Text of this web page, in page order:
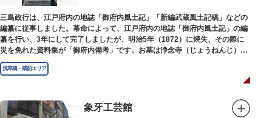
三島政行は、江戸府内の地誌「御府内風土記」「新編武蔵風土記稿」などの
編纂に従事しました。幕命によって、江戸府内の地誌「御府内風土記」の編
纂を行い、3年にして完了しましたが、明治5年（1872）に焼失、その際に
災を免れた資料集が「御府内備考」です。お墓は浄念寺（じょうねんじ）境
内にあります。
浅草橋・蔵前エリア
象牙工芸館